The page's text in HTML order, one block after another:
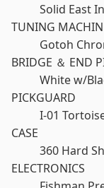
Solid East
TUNING
Gotoh
BRIDGE ＆ END
White w/
PICKGUARD
I-01
CASE
360 Hard
ELECTRONICS